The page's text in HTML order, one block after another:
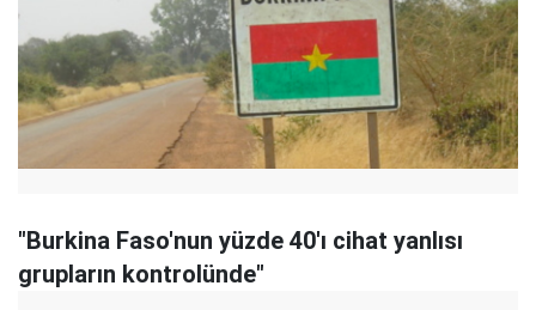
"Burkina Faso'nun yüzde 40'ı cihat yanlısı
grupların kontrolünde"